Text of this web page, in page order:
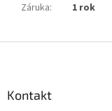
Záruka: 1 rok
Kontakt